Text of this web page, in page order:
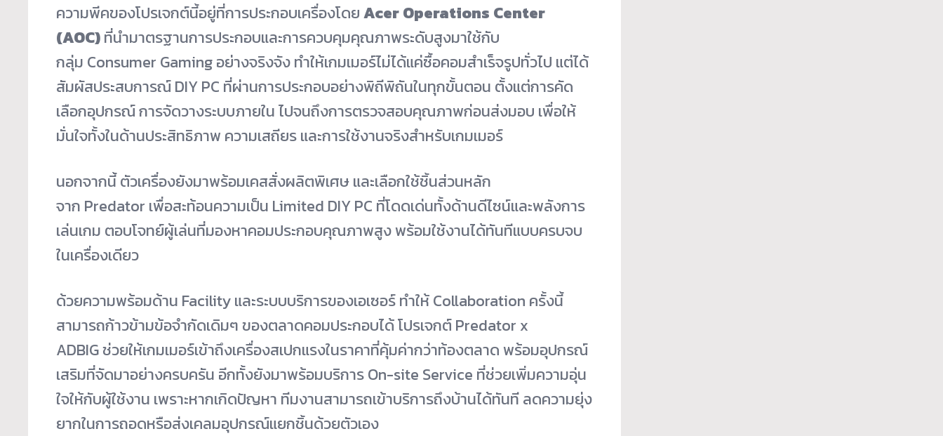
ความพีคของโปรเจกต์นี้อยู่ที่การประกอบเครื่องโดยAcer Operations Center
(AOC)ที่นำมาตรฐานการประกอบและการควบคุมคุณภาพระดับสูงมาใช้กับ
กลุ่ม Consumer Gaming อย่างจริงจัง ทำให้เกมเมอร์ไม่ได้แค่ซื้อคอมสำเร็จรูปทั่วไป แต่ได้
สัมผัสประสบการณ์ DIY PC ที่ผ่านการประกอบอย่างพิถีพิถันในทุกขั้นตอน ตั้งแต่การคัด
เลือกอุปกรณ์ การจัดวางระบบภายใน ไปจนถึงการตรวจสอบคุณภาพก่อนส่งมอบ เพื่อให้
มั่นใจทั้งในด้านประสิทธิภาพ ความเสถียร และการใช้งานจริงสำหรับเกมเมอร์
นอกจากนี้ ตัวเครื่องยังมาพร้อมเคสสั่งผลิตพิเศษ และเลือกใช้ชิ้นส่วนหลัก
จาก Predator เพื่อสะท้อนความเป็น Limited DIY PC ที่โดดเด่นทั้งด้านดีไซน์และพลังการ
เล่นเกม ตอบโจทย์ผู้เล่นที่มองหาคอมประกอบคุณภาพสูง พร้อมใช้งานได้ทันทีแบบครบจบ
ในเครื่องเดียว
ด้วยความพร้อมด้าน Facility และระบบบริการของเอเซอร์ ทำให้ Collaboration ครั้งนี้
สามารถก้าวข้ามข้อจำกัดเดิมๆ ของตลาดคอมประกอบได้ โปรเจกต์ Predator x
ADBIG ช่วยให้เกมเมอร์เข้าถึงเครื่องสเปกแรงในราคาที่คุ้มค่ากว่าท้องตลาด พร้อมอุปกรณ์
เสริมที่จัดมาอย่างครบครัน อีกทั้งยังมาพร้อมบริการ On-site Service ที่ช่วยเพิ่มความอุ่น
ใจให้กับผู้ใช้งาน เพราะหากเกิดปัญหา ทีมงานสามารถเข้าบริการถึงบ้านได้ทันที ลดความยุ่ง
ยากในการถอดหรือส่งเคลมอุปกรณ์แยกชิ้นด้วยตัวเอง